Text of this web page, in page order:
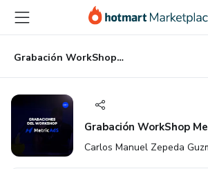
principal
página
de
página
Grabación WorkShop MetricAds
Grabación WorkShop
Carlos Manuel Zepeda